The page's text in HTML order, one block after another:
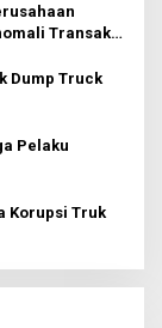
Transaksi
Dump Truck
Pelaku
Korupsi Truk